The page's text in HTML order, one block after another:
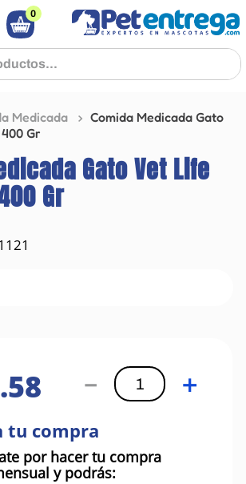
0
Medicada
Comida Medicada Gato
Gr
Gato Vet Life
Gr
.58 ＋
－
tu compra
por hacer tu compra
y podrás: